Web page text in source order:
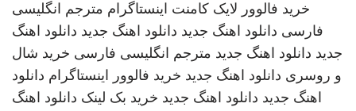
خرید فالوور لایک کامنت اینستاگرام مترجم انگلیسی
فارسی دانلود اهنگ جدید دانلود اهنگ جدید دانلود اهنگ
جدید دانلود اهنگ جدید مترجم انگلیسی فارسی خرید شال
و روسری دانلود اهنگ جدید خرید فالوور اینستاگرام دانلود
اهنگ جدید دانلود اهنگ جدید خرید بک لینک دانلود اهنگ